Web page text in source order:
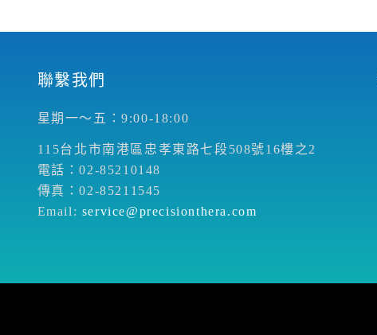
聯繫我們
星期一～五：9:00-18:00
115台北市南港區忠孝東路七段508號16樓之2
電話：02-85210148
傳真：02-85211545
Email: service@precisionthera.com